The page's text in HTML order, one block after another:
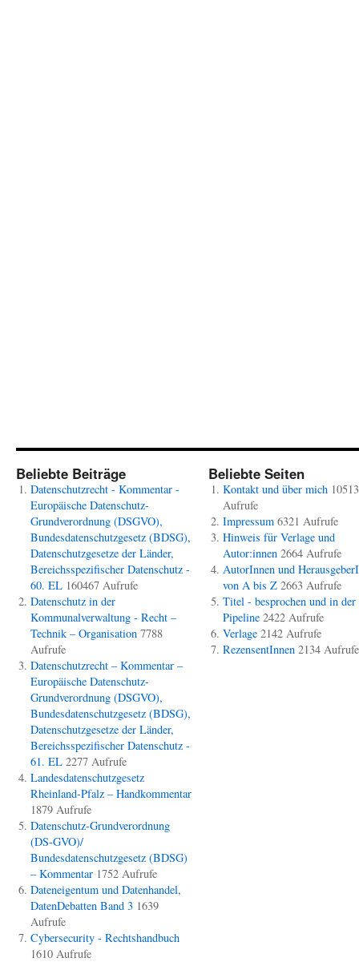
Beliebte Beiträge
Datenschutzrecht - Kommentar -
Europäische Datenschutz-
Grundverordnung (DSGVO),
Bundesdatenschutzgesetz (BDSG),
Datenschutzgesetze der Länder,
Bereichsspezifischer Datenschutz -
60. EL 160467 Aufrufe
Datenschutz in der
Kommunalverwaltung - Recht –
Technik – Organisation 7788
Aufrufe
Datenschutzrecht – Kommentar –
Europäische Datenschutz-
Grundverordnung (DSGVO),
Bundesdatenschutzgesetz (BDSG),
Datenschutzgesetze der Länder,
Bereichsspezifischer Datenschutz -
61. EL 2277 Aufrufe
Landesdatenschutzgesetz
Rheinland-Pfalz – Handkommentar
1879 Aufrufe
Datenschutz-Grundverordnung
(DS-GVO)/
Bundesdatenschutzgesetz (BDSG)
– Kommentar 1752 Aufrufe
Dateneigentum und Datenhandel,
DatenDebatten Band 3 1639
Aufrufe
Cybersecurity - Rechtshandbuch
1610 Aufrufe
Beliebte Seiten
Kontakt und über mich 10513
Aufrufe
Impressum 6321 Aufrufe
Hinweis für Verlage und
Autor:innen 2664 Aufrufe
AutorInnen und
von A bis Z 2663 Aufrufe
Titel - besprochen und in der
Pipeline 2422 Aufrufe
Verlage 2142 Aufrufe
RezensentInnen 2134 Aufrufe